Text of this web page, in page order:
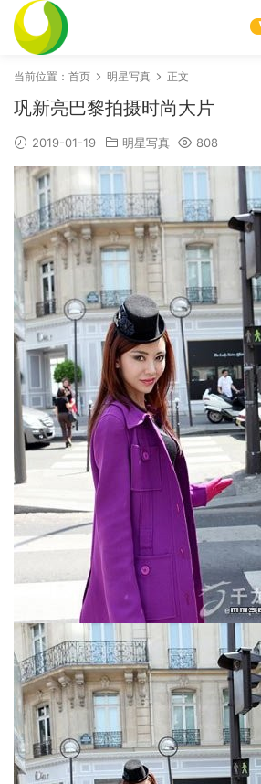
当前位置： 首页 明星写真 正文
巩新亮巴黎拍摄时尚大片
2019-01-19 明星写真 808